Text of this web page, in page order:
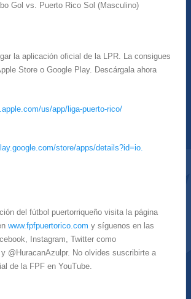
Gol vs. Puerto Rico Sol (Masculino)
la aplicación oficial de la LPR. La consigues
Store o Google Play. Descárgala ahora
us/app/liga-puerto-rico/
com/store/apps/details?id=io.
del fútbol puertorriqueño visita la página
www.fpfpuertorico.com y síguenos en las
Instagram, Twitter como
@HuracanAzulpr. No olvides suscribirte a
de la FPF en YouTube.